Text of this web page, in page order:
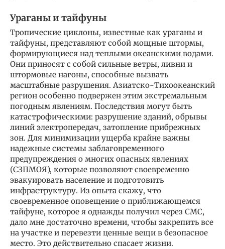
Ураганы и тайфуны
Тропические циклоны, известные как ураганы и
тайфуны, представляют собой мощные штормы,
формирующиеся над теплыми океанскими водами.
Они приносят с собой сильные ветры, ливни и
штормовые нагоны, способные вызвать
масштабные разрушения. Азиатско-Тихоокеанский
регион особенно подвержен этим экстремальным
погодным явлениям. Последствия могут быть
катастрофическими: разрушение зданий, обрывы
линий электропередач, затопление прибрежных
зон. Для минимизации ущерба крайне важны
надежные системы заблаговременного
предупреждения о многих опасных явлениях
(СЗПМОЯ), которые позволяют своевременно
эвакуировать население и подготовить
инфраструктуру. Из опыта скажу, что
своевременное оповещение о приближающемся
тайфуне, которое я однажды получил через СМС,
дало мне достаточно времени, чтобы закрепить все
на участке и перевезти ценные вещи в безопасное
место. Это действительно спасает жизни.